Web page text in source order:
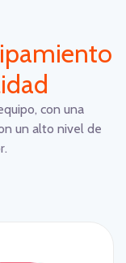
con una
un alto nivel de